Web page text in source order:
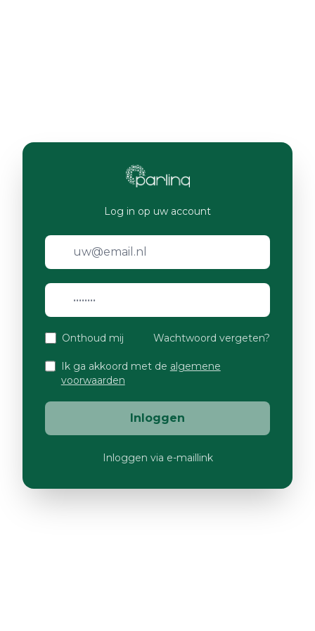
Log in op uw account
Onthoud mij Wachtwoord vergeten?
Ik ga akkoord met de algemene
voorwaarden
Inloggen
Inloggen via e-maillink